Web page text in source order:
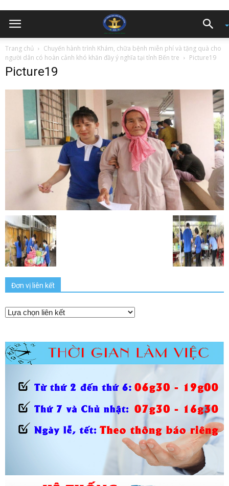
Trang chủ
Chuyến hành trình Khám, chữa bệnh miễn phí và tặng quà cho
người dân có hoàn cảnh khó khăn đầy ý nghĩa tại tỉnh Bến tre
Picture19
Picture19
Đơn vị liên kết